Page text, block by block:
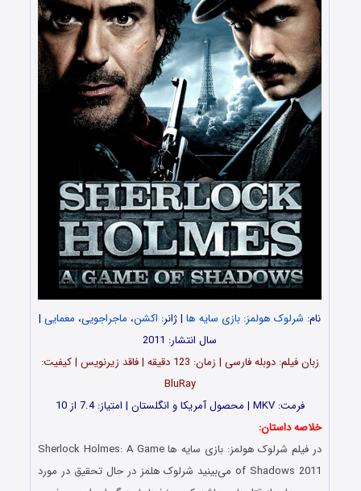
نام: شرلوک هولمز: بازی سایه ها | ژانر: اکشن، ماجراجویی، معمایی |
سال انتشار: 2011
زبان فیلم: دوبله فارسی | زمان: 123 دقیقه | فاقد زیرنویس | کیفیت:
BluRay
فرمت: MKV | محصول آمریکا و انگلستان | امتیاز: 7.4 از 10
خلاصه داستان:
در فیلم شرلوک هولمز: بازی سایه ها Sherlock Holmes: A Game
of Shadows 2011 می‌بینید شرلوک هلمز در حال تحقیق در مورد